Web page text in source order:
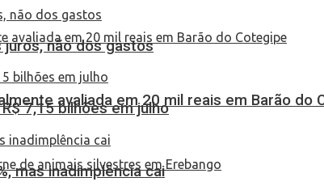
avaliada em 20 mil reais em Barão do
juros, não dos gastos
7,15 bilhões em julho
mas inadimplência cai